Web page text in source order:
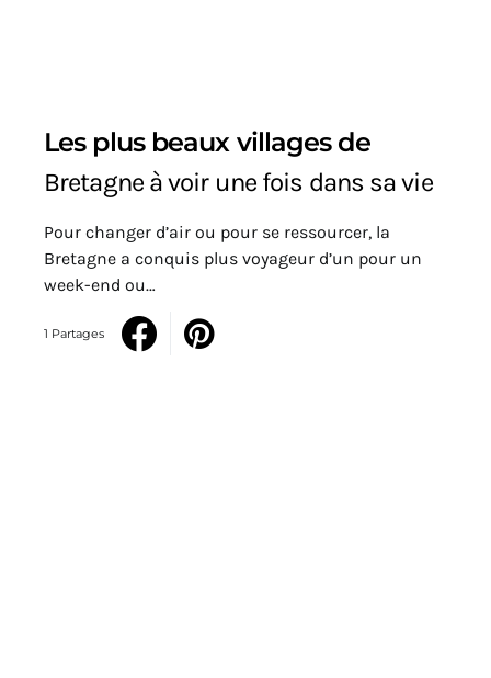
Les plus beaux villages de
Bretagne à voir une fois dans sa vie
Pour changer d’air ou pour se ressourcer, la
Bretagne a conquis plus voyageur d’un pour un
week-end ou…
1 Partages